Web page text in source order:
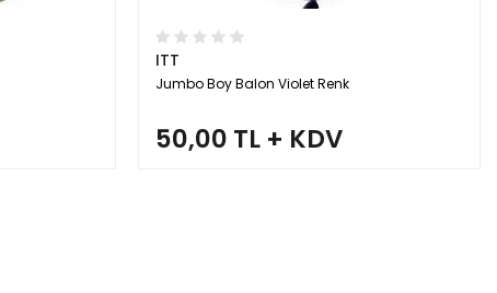
ITT
Jumbo Boy Balon Violet Renk
50,00 TL + KDV